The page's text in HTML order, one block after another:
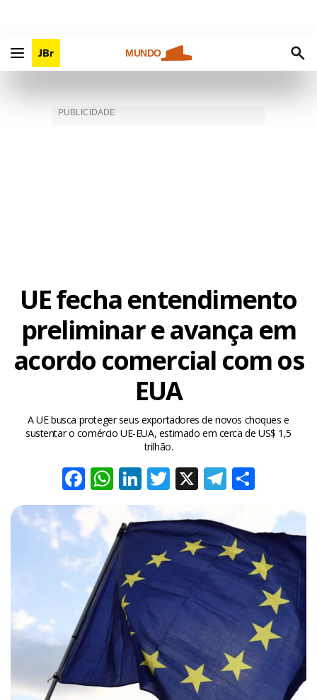
MUNDO
UE fecha entendimento
preliminar e avança em
acordo comercial com os
EUA
A UE busca proteger seus exportadores de novos choques e
sustentar o comércio UE-EUA, estimado em cerca de US$ 1,5
trilhão.
Facebook
WhatsApp
LinkedIn
Twitter
X